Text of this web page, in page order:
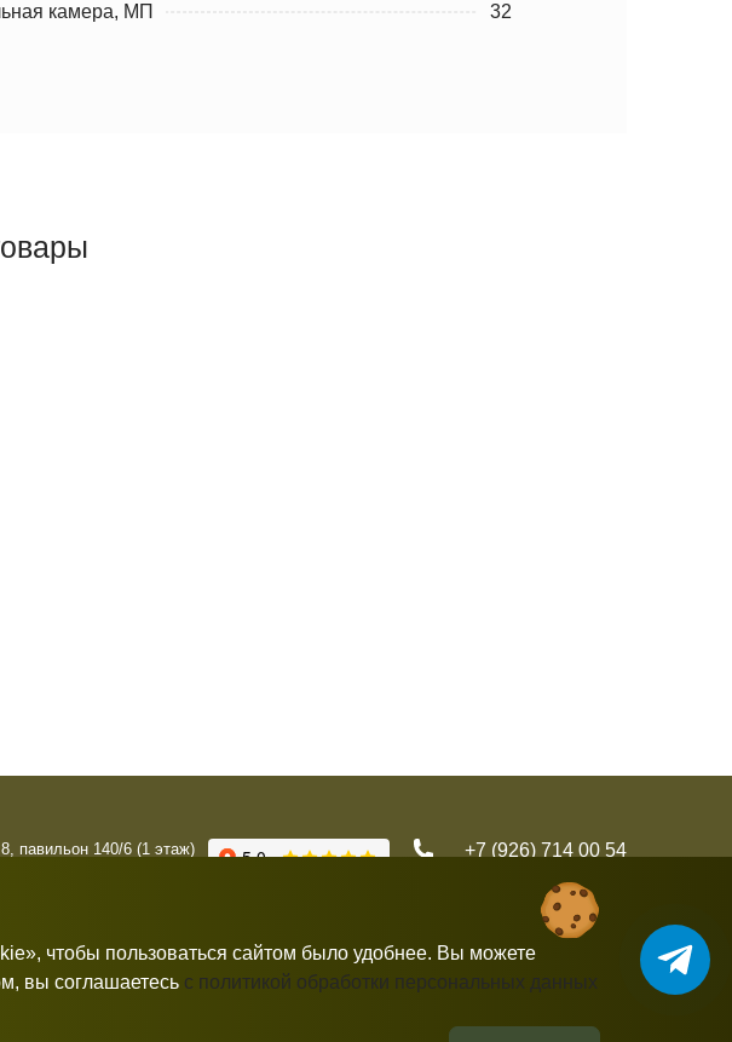
камера, МП 32
павильон 140/6 (1 этаж)
+7 (926) 714 00 54
чтобы пользоваться сайтом было удобнее. Вы можете
вы соглашаетесь с политикой обработки персональных данных